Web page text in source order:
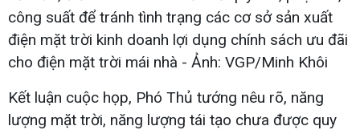
công suất để tránh tình trạng các cơ sở sản xuất
điện mặt trời kinh doanh lợi dụng chính sách ưu đãi
cho điện mặt trời mái nhà - Ảnh: VGP/Minh Khôi
Kết luận cuộc họp, Phó Thủ tướng nêu rõ, năng
lượng mặt trời, năng lượng tái tạo chưa được quy